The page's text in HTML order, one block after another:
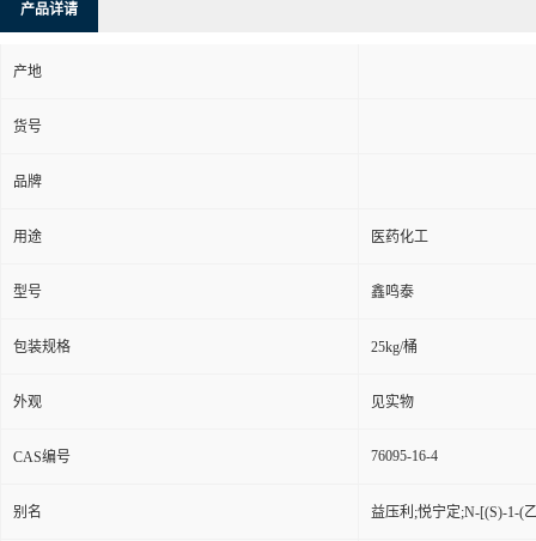
产品详请
产地
货号
品牌
用途 医药化工
型号 鑫鸣泰
包装规格 25kg/桶
外观 见实物
CAS编号 76095-16-4
别名 益压利;悦宁定;N-[(S)-1-(